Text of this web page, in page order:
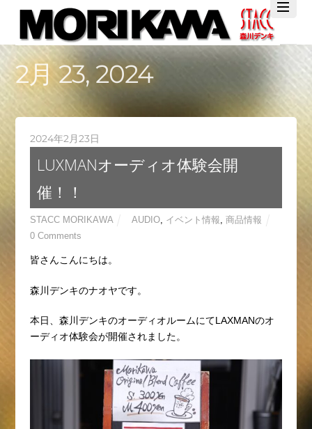
TwitterFacebook
YouTube
2月 23, 2024
2024年2月23日
LUXMANオーディオ体験会開
催！！
STACC MORIKAWA AUDIO, イベント情報 商品情報
0 Comments
皆さんこんにちは。
森川デンキのナオヤです。
本日、森川デンキのオーディオルームにてLAXMANのオ
ーディオ体験会が開催されました。